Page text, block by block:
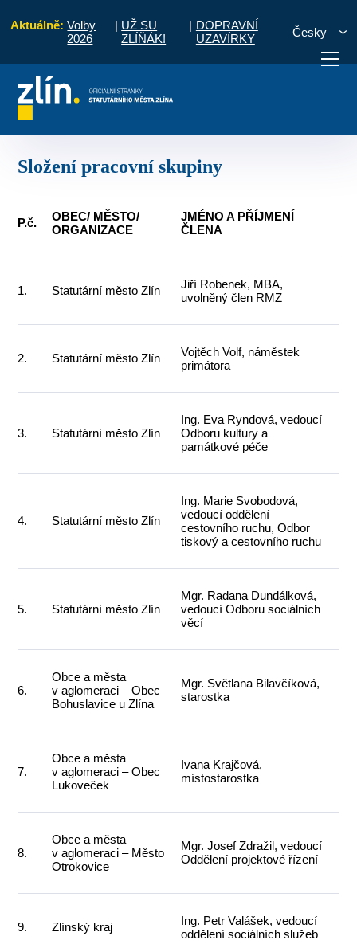
Aktuálně: Volby
2026
| UŽ SU
ZLÍŇÁK!
| DOPRAVNÍ
UZAVÍRKY
Česky
vyřídit Potřebuji zaplatit
Složení pracovní skupiny
P.č.
OBEC/ MĚSTO/
ORGANIZACE
JMÉNO A PŘÍJMENÍ
ČLENA
1. Statutární město Zlín
Jiří Robenek, MBA,
uvolněný člen RMZ
2. Statutární město Zlín
Vojtěch Volf, náměstek
primátora
3. Statutární město Zlín
Ing. Eva Ryndová, vedoucí
Odboru kultury a
památkové péče
4. Statutární město Zlín
Ing. Marie Svobodová,
vedoucí oddělení
cestovního ruchu, Odbor
tiskový a cestovního ruchu
5. Statutární město Zlín
Mgr. Radana Dundálková,
vedoucí Odboru sociálních
věcí
6.
Obce a města
v aglomeraci – Obec
Bohuslavice u Zlína
Mgr. Světlana Bilavčíková,
starostka
7.
Obce a města
v aglomeraci – Obec
Lukoveček
Ivana Krajčová,
místostarostka
8.
Obce a města
v aglomeraci – Město
Otrokovice
Mgr. Josef Zdražil, vedoucí
Oddělení projektové řízení
9. Zlínský kraj
Ing. Petr Valášek, vedoucí
oddělení sociálních služeb